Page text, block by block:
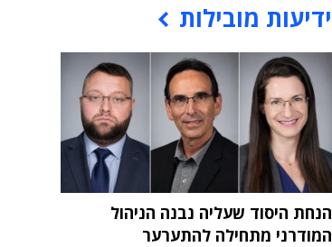
ידיעות מובילות
הנחת היסוד שעליה נבנה הניהול
המודרני מתחילה להתערער